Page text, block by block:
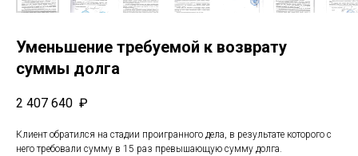
Уменьшение требуемой к возврату
суммы долга
2 407 640 ₽
Клиент обратился на стадии проигранного дела, в результате которого с
него требовали сумму в 15 раз превышающую сумму долга.